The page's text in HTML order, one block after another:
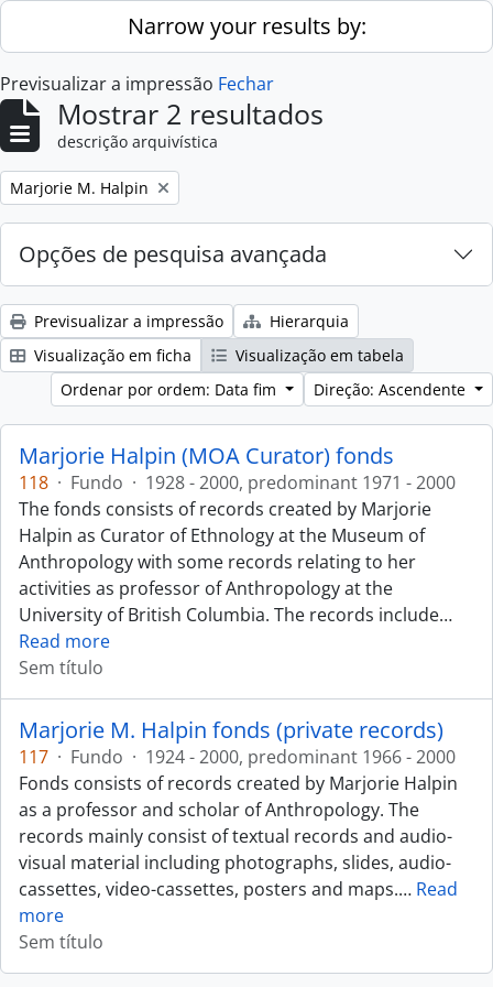
Skip to main contentNarrow your results by:
Previsualizar a impressão Fechar
Mostrar 2 resultados
descrição arquivística
Remove filter:
Marjorie M. Halpin
Opções de pesquisa avançada
Previsualizar a impressão
Hierarquia
Visualização em ficha
Visualização em tabela
Ordenar por ordem: Data fim
Direção: Ascendente
Marjorie Halpin (MOA Curator) fonds
118 · Fundo · 1928 - 2000, predominant 1971 - 2000
The fonds consists of records created by Marjorie
Halpin as Curator of Ethnology at the Museum of
Anthropology with some records relating to her
activities as professor of Anthropology at the
University of British Columbia. The records include…
Read more
Sem título
Marjorie M. Halpin fonds (private records)
117 · Fundo · 1924 - 2000, predominant 1966 - 2000
Fonds consists of records created by Marjorie Halpin
as a professor and scholar of Anthropology. The
records mainly consist of textual records and audio-
visual material including photographs, slides, audio-
cassettes, video-cassettes, posters and maps.… Read
more
Sem título